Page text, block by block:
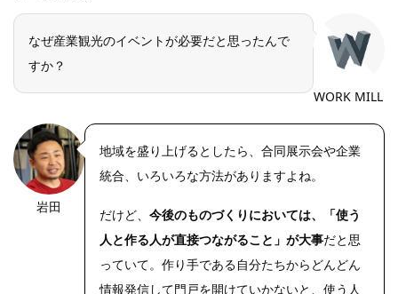
なぜ産業観光のイベントが必要だと思ったんで
すか？
WORK MILL
https://riseph
岩田
地域を盛り上げるとしたら、合同展示会や企業
統合、いろいろな方法がありますよね。
だけど、 今後のものづくりにおいては、「使う
人と作る人が直接つながること」が大事だと思
っていて。作り手である自分たちからどんどん
情報発信して門戸を開けていかないと、使う人